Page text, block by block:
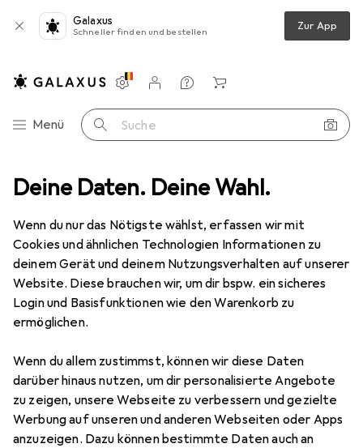
Deine Daten. Deine Wahl.
Wenn du nur das Nötigste wählst, erfassen wir mit
Cookies und ähnlichen Technologien Informationen zu
deinem Gerät und deinem Nutzungsverhalten auf unserer
Website. Diese brauchen wir, um dir bspw. ein sicheres
Login und Basisfunktionen wie den Warenkorb zu
ermöglichen.
Wenn du allem zustimmst, können wir diese Daten
darüber hinaus nutzen, um dir personalisierte Angebote
zu zeigen, unsere Webseite zu verbessern und gezielte
Werbung auf unseren und anderen Webseiten oder Apps
anzuzeigen. Dazu können bestimmte Daten auch an
Galaxus
Schneller finden und bestellen Zur App
Navigation nach Kategorien
Menü Suche
Einstellungen
Kundenkonto
Vergleichslisten
Merklisten
Warenkorb
Elektrobedarf Stromverteilung Verlängerungskabel
Verlängerungskabel
Produkte Forum